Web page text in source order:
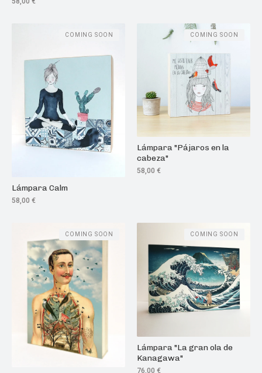
Lámpara Calm
58,00 €
COMING SOON
Lámpara "Pájaros en la
cabeza"
58,00 €
COMING SOON
COMING SOON
Lámpara "La gran ola de
Kanagawa"
76,00 €
COMING SOON